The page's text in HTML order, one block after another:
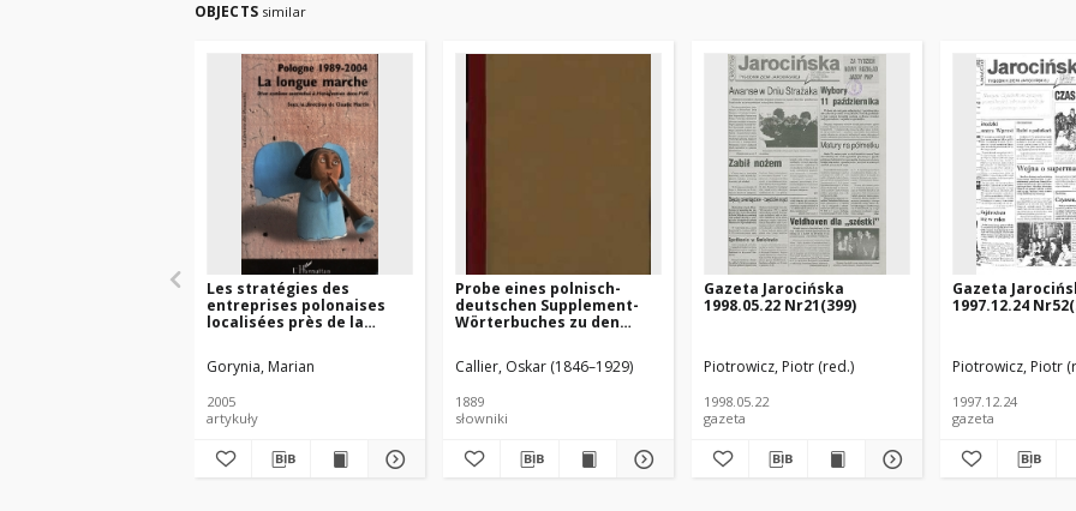
OBJECTS similar
Les stratégies des
entreprises polonaises
localisées près de la
contexte de
Européenne
Gorynia, Marian
2005
artykuły
Probe eines polnisch-
deutschen Supplement-
Wörterbuches zu den
Bandtke, Mrongovius und
Trojanski, zunächst aus
Mickiewicz
Callier, Oskar (1846–1929)
1889
słowniki
Gazeta Jarocińska
1998.05.22 Nr21(399)
Piotrowicz, Piotr (red.)
1998.05.22
gazeta
Gazeta
1997.12.24
Piotrowicz, Piotr
1997.12.24
gazeta